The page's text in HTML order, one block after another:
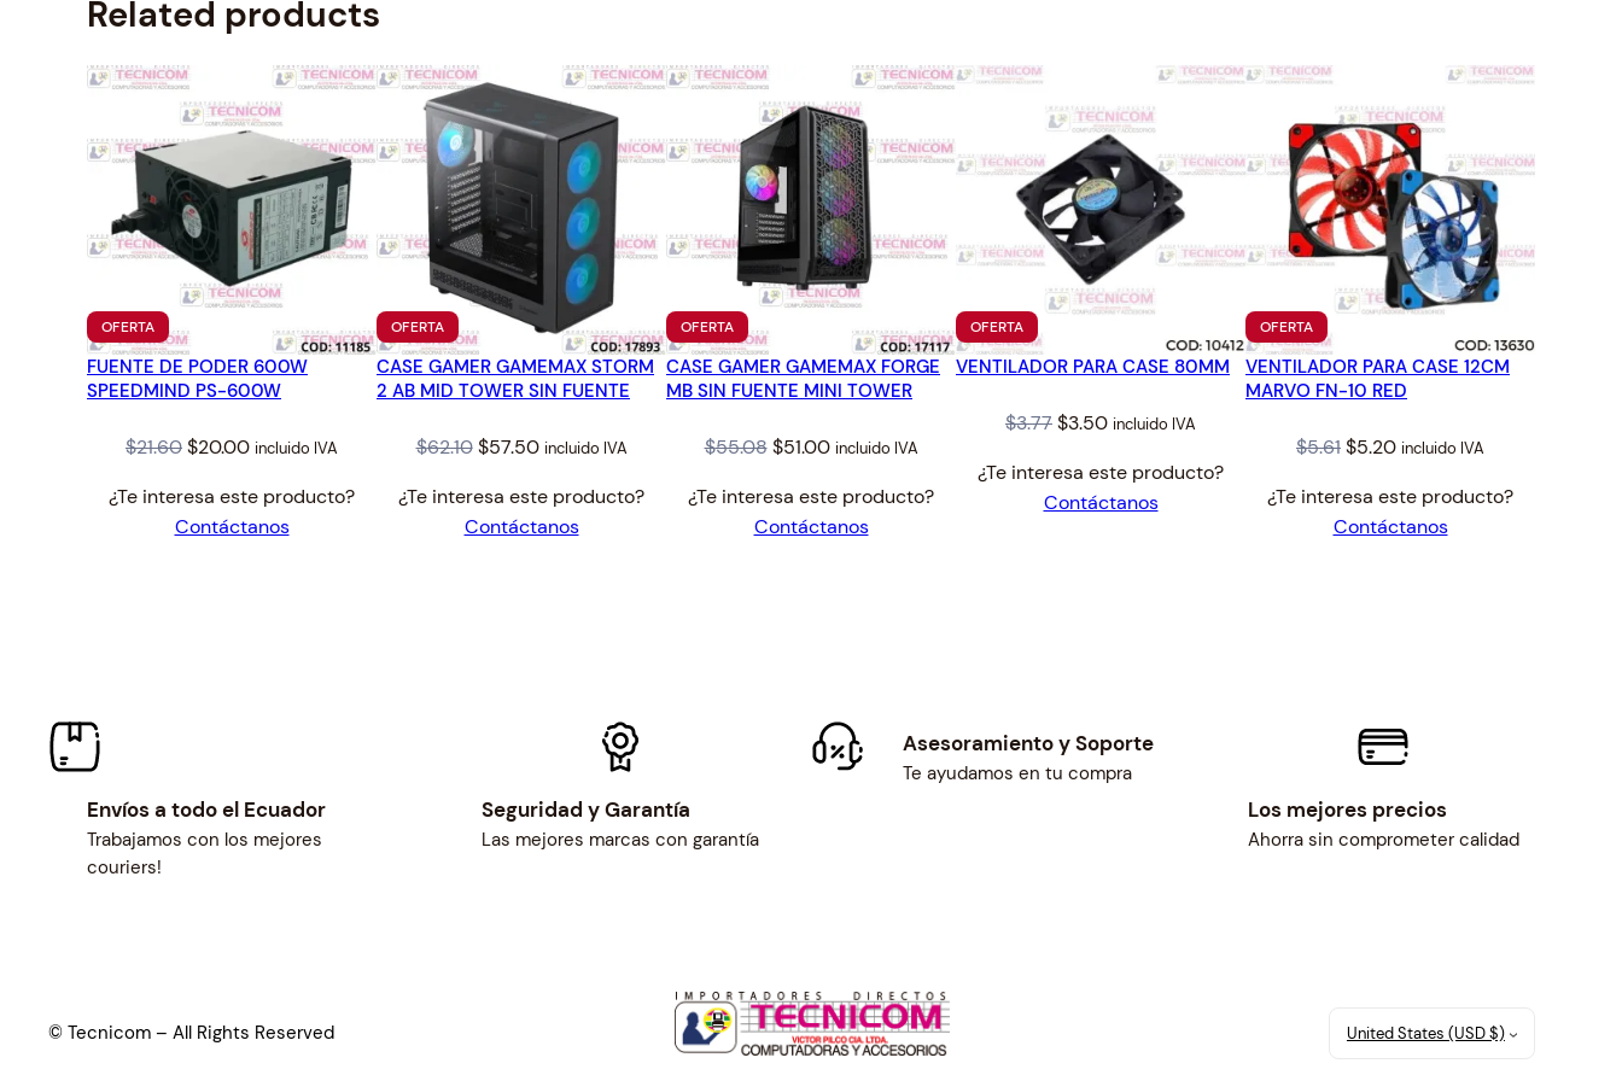
Related products
OFERTAPRODUCTO
EN
OFERTA
FUENTE DE PODER 600W
SPEEDMIND PS-600W
$21.60Original
was:
$21.60.
$20.00Current
is:
$20.00.
incluido IVA
¿Te interesa este producto?
Contáctanos
OFERTAPRODUCTO
EN
OFERTA
CASE GAMER GAMEMAX STORM
2 AB MID TOWER SIN FUENTE
$62.10 Original
was:
$62.10.
$57.50Current
is:
$57.50.
incluido IVA
¿Te interesa este producto?
Contáctanos
OFERTAPRODUCTO
EN
OFERTA
CASE GAMER GAMEMAX FORGE
MB SIN FUENTE MINI TOWER
$55.08 Original
was:
$55.08.
$51.00Current
is:
$51.00.
incluido IVA
¿Te interesa este producto?
Contáctanos
OFERTAPRODUCTO
EN
OFERTA
VENTILADOR PARA CASE 80MM
$3.77Original
was:
$3.77.
$3.50Current
is:
$3.50.
incluido IVA
¿Te interesa este producto?
Contáctanos
OFERTAPRODUCTO
EN
OFERTA
VENTILADOR PARA CASE 12CM
MARVO FN-10 RED
$5.61Original
was:
$5.61.
$5.20Current
is:
$5.20.
incluido IVA
¿Te interesa este producto?
Contáctanos
Envíos a todo el Ecuador
Trabajamos con los mejores
couriers!
Seguridad y Garantía
Las mejores marcas con garantía
Asesoramiento y Soporte
Te ayudamos en tu compra
Los mejores precios
Ahorra sin comprometer calidad
© Tecnicom – All Rights Reserved United States (USD $)